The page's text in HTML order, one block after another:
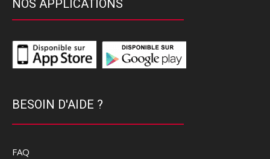
NOS APPLICATIONS
BESOIN D'AIDE ?
FAQ